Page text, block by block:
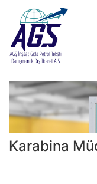
Karabina